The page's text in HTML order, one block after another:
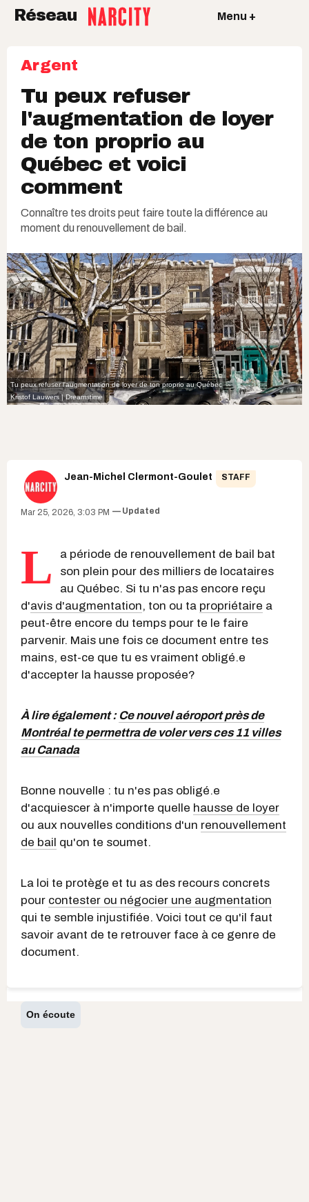
Réseau Menu +
Argent
Tu peux refuser
l'augmentation de loyer
de ton proprio au
Québec et voici
comment
Connaître tes droits peut faire toute la différence au
moment du renouvellement de bail.
Tu peux refuser l'augmentation de loyer de ton proprio au Québec
Kristof Lauwers | Dreamstime
Jean-Michel Clermont-Goulet STAFF
Mar 25, 2026, 3:03 PM Updated
L
a période de renouvellement de bail bat
son plein pour des milliers de locataires
au Québec. Si tu n'as pas encore reçu
d'avis d'augmentation, ton ou ta propriétaire a
peut-être encore du temps pour te le faire
parvenir. Mais une fois ce document entre tes
mains, est-ce que tu es vraiment obligé.e
d'accepter la hausse proposée?
À lire également : Ce nouvel aéroport près de
Montréal te permettra de voler vers ces 11 villes
au Canada
Bonne nouvelle : tu n'es pas obligé.e
d'acquiescer à n'importe quelle hausse de loyer
ou aux nouvelles conditions d'un renouvellement
de bail qu'on te soumet.
La loi te protège et tu as des recours concrets
pour contester ou négocier une augmentation
qui te semble injustifiée. Voici tout ce qu'il faut
savoir avant de te retrouver face à ce genre de
document.
On écoute